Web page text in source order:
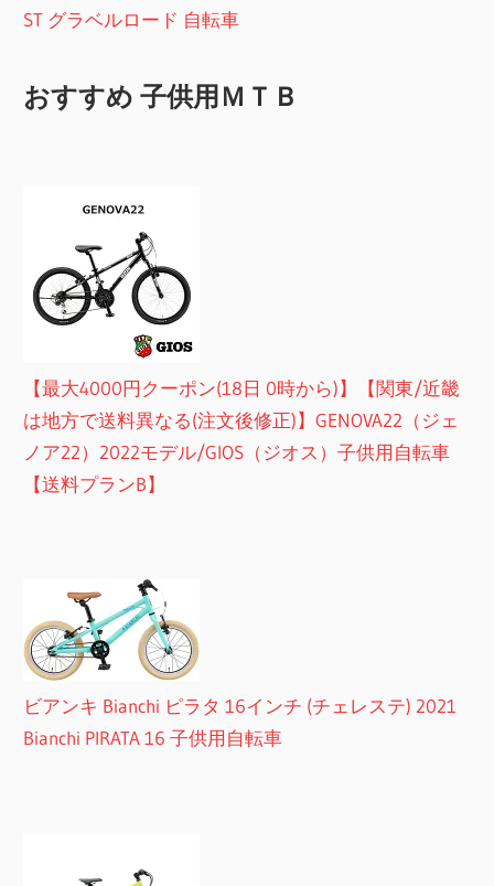
ST グラベルロード 自転車
おすすめ 子供用ＭＴＢ
【最大4000円クーポン(18日 0時から)】【関東/近畿
は地方で送料異なる(注文後修正)】GENOVA22（ジェ
ノア22）2022モデル/GIOS（ジオス）子供用自転車
【送料プランB】
ビアンキ Bianchi ピラタ 16インチ (チェレステ) 2021
Bianchi PIRATA 16 子供用自転車